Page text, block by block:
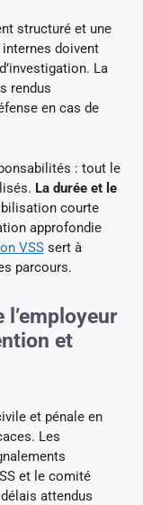
structuré et une
doivent
La
rendus
en cas de
: tout le
La durée et le
courte
approfondie
VSS sert à
parcours.
et
et pénale en
Les
et le comité
attendus